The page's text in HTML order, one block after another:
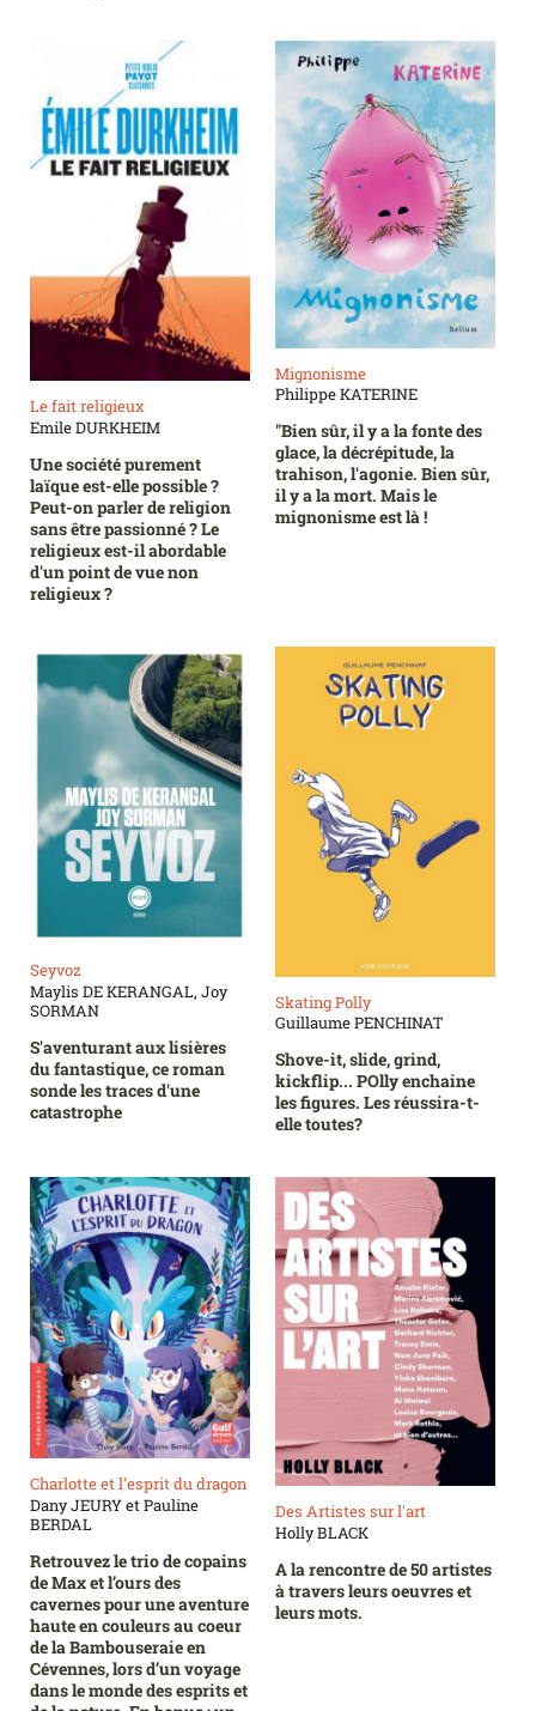
Le fait religieux
Emile DURKHEIM
Une société purement
laïque est-elle possible ?
Peut-on parler de religion
sans être passionné ? Le
religieux est-il abordable
d'un point de vue non
religieux ?
Mignonisme
Philippe KATERINE
"Bien sûr, il y a la fonte des
glace, la décrépitude, la
trahison, l'agonie. Bien sûr,
il y a la mort. Mais le
mignonisme est là !
Seyvoz
Maylis DE KERANGAL, Joy
SORMAN
S'aventurant aux lisières
du fantastique, ce roman
sonde les traces d'une
catastrophe
Skating Polly
Guillaume PENCHINAT
Shove-it, slide, grind,
kickflip... POlly enchaine
les figures. Les réussira-t-
elle toutes?
Charlotte et l'esprit du dragon
Dany JEURY et Pauline
BERDAL
Retrouvez le trio de copains
de Max et l’ours des
cavernes pour une aventure
haute en couleurs au coeur
de la Bambouseraie en
Cévennes, lors d’un voyage
dans le monde des esprits et
Des Artistes sur l'art
Holly BLACK
A la rencontre de 50 artistes
à travers leurs oeuvres et
leurs mots.